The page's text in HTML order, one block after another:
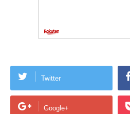
Twitter
Google+